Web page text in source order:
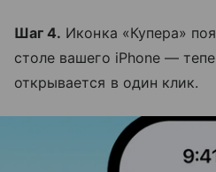
Шаг 4. Иконка «Купера»
столе вашего iPhone —
открывается в один клик.